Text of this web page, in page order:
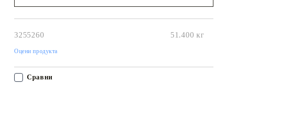
3255260 51.400 кг
Оцени продукта
Сравни